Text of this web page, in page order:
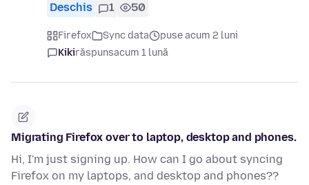
Deschis 1 50
Firefox Sync data
puse acum 2 luni
Kikirăspunsacum 1 lună
Migrating Firefox over to laptop, desktop and phones.
Hi, I'm just signing up. How can I go about syncing
Firefox on my laptops, and desktop and phones??